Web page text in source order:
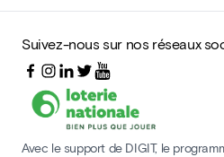
Suivez-nous sur nos réseaux
Avec le support de DIGIT, le